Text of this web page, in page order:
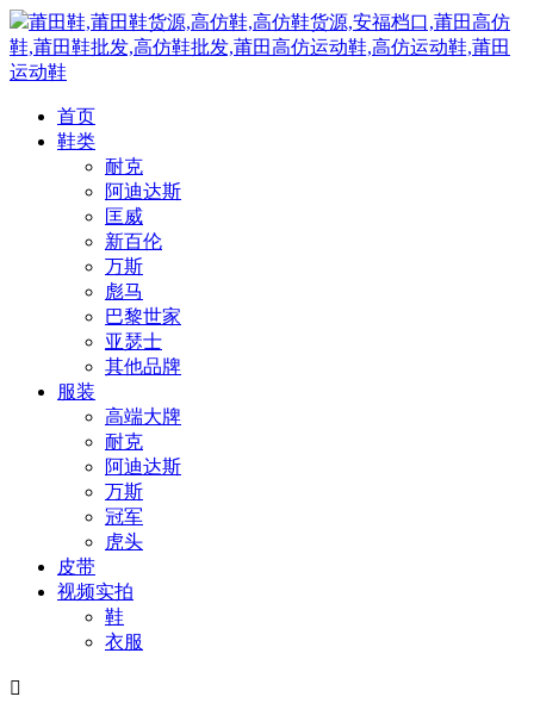
莆田鞋,莆田鞋货源,高仿鞋,高仿鞋货源,安福档口,莆田高仿
鞋,莆田鞋批发,高仿鞋批发,莆田高仿运动鞋,高仿运动鞋,莆田
运动鞋
首页
鞋类
耐克
阿迪达斯
匡威
新百伦
万斯
彪马
巴黎世家
亚瑟士
其他品牌
服装
高端大牌
耐克
阿迪达斯
万斯
冠军
虎头
皮带
视频实拍
鞋
衣服
